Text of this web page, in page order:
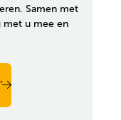
Samen met
met u mee en